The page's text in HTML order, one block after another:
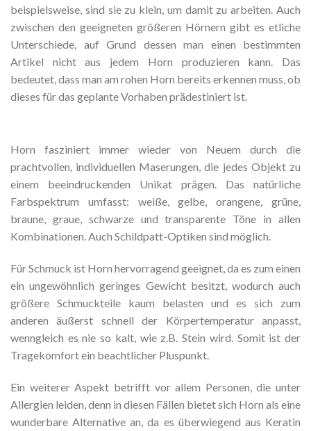
beispielsweise, sind sie zu klein, um damit zu arbeiten. Auch
zwischen den geeigneten größeren Hörnern gibt es etliche
Unterschiede, auf Grund dessen man einen bestimmten
Artikel nicht aus jedem Horn produzieren kann. Das
bedeutet, dass man am rohen Horn bereits erkennen muss, ob
dieses für das geplante Vorhaben prädestiniert ist.
Horn fasziniert immer wieder von Neuem durch die
prachtvollen, individuellen Maserungen, die jedes Objekt zu
einem beeindruckenden Unikat prägen. Das natürliche
Farbspektrum umfasst: weiße, gelbe, orangene, grüne,
braune, graue, schwarze und transparente Töne in allen
Kombinationen. Auch Schildpatt-Optiken sind möglich.
Für Schmuck ist Horn hervorragend geeignet, da es zum einen
ein ungewöhnlich geringes Gewicht besitzt, wodurch auch
größere Schmuckteile kaum belasten und es sich zum
anderen äußerst schnell der Körpertemperatur anpasst,
wenngleich es nie so kalt, wie z.B. Stein wird. Somit ist der
Tragekomfort ein beachtlicher Pluspunkt.
Ein weiterer Aspekt betrifft vor allem Personen, die unter
Allergien leiden, denn in diesen Fällen bietet sich Horn als eine
wunderbare Alternative an, da es überwiegend aus Keratin